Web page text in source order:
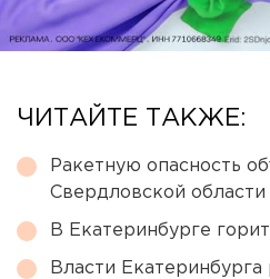
ЧИТАЙТЕ ТАКЖЕ:
Ракетную опасность
Свердловской области
В Екатеринбурге
Власти Екатеринбурга